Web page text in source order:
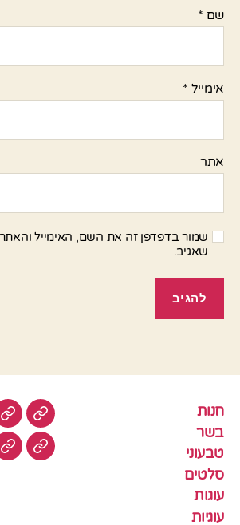
שם *
אימייל *
אתר
שמור בדפדפן זה את השם, האימייל
שאגיב.
חנות
בשר
טבעוני
סלטים
עוגות
עוגיות
חנות
עוגיות